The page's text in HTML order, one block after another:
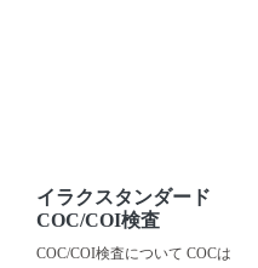
イラクスタンダード
COC/COI検査
COC/COI検査について COCは